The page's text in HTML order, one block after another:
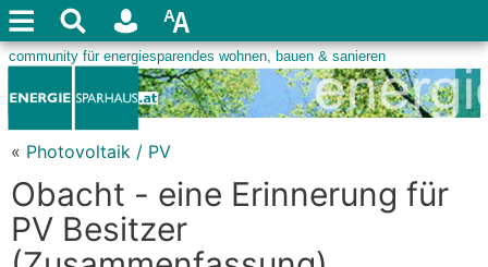
« Photovoltaik / PV
Obacht - eine Erinnerung für
PV Besitzer